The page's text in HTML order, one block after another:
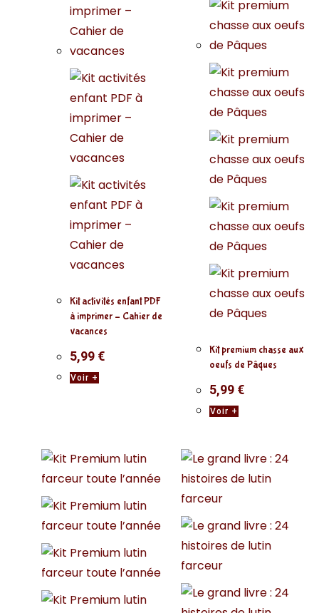
Kit activités enfant PDF
à imprimer – Cahier de
vacances
5,99 €
Voir +
Kit premium chasse aux
oeufs de Pâques
5,99 €
Voir +